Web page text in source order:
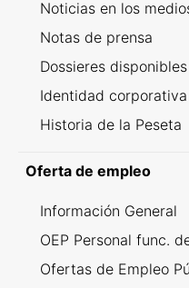
Noticias en los
Notas de prensa
Dossieres disponibles
Identidad corporativa
Historia de la Peseta
Oferta de empleo
Información General
OEP Personal func.
Ofertas de Empleo